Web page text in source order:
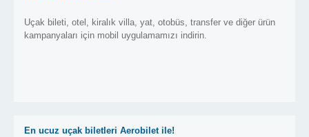
Uçak bileti, otel, kiralık villa, yat, otobüs, transfer ve diğer ürün
kampanyaları için mobil uygulamamızı indirin.
En ucuz uçak biletleri Aerobilet ile!